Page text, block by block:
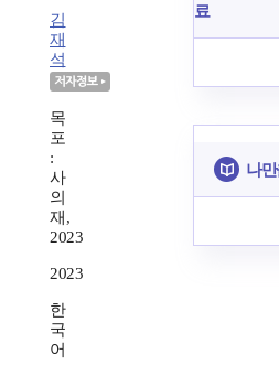
김
재
석
목
포
:
사
의
재,
2023
2023
한
국
어
료
나